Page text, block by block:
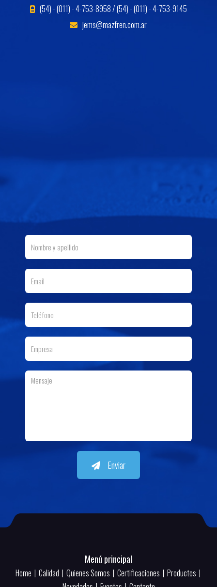
(54) - (011) - 4-753-8958 / (54) - (011) - 4-753-9145
jems@mazfren.com.ar
Enviar
Menú principal
Home | Calidad | Quienes Somos | Certificaciones | Productos |